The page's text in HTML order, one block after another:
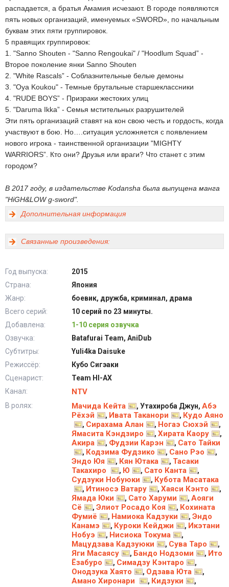
распадается, а братья Амамия исчезают. В городе появляются
пять новых организаций, именуемых «SWORD», по начальным
буквам этих пяти группировок.
5 правящих группировок:
1. "Sanno Shouten - "Sanno Rengoukai" / "Hoodlum Squad” -
Второе поколение янки Sanno Shouten
2. "White Rascals” - Соблазнительные белые демоны
3. "Oya Koukou" - Темные брутальные старшеклассники
4. "RUDE BOYS” - Призраки жестоких улиц
5. "Daruma Ikka” - Семья мстительных разрушителей
Эти пять организаций ставят на кон свою честь и гордость, когда
участвуют в бою. Но….ситуация усложняется с появлением
нового игрока - таинственной организации "MIGHTY
WARRIORS”. Кто они? Друзья или враги? Что станет с этим
городом?
В 2017 году, в издательстве Kodansha была выпущена манга
"HiGH&LOW g-sword".
Дополнительная информация
Связанные произведения:
Год выпуска:
2015
Страна:
Япония
Жанр:
боевик, дружба, криминал, драма
Всего серий:
10 серий по 23 минуты.
Добавлена:
1-10 серия озвучка
Озвучка:
Batafurai Team, AniDub
Субтитры:
Yuli4ka Daisuke
Режиссёр:
Кубо Сигэаки
Сценарист:
Team HI-AX
Канал:
NTV
В ролях: Мачида Кейта , Утахироба Джун, Абэ
Рёхэй
, Ивата Таканори , Кудо Аяно
, Сирахама Алан , Ногаэ Сюхэй ,
Ямаcита Кэндзиро , Хирата Каору ,
Акира , Фудзии Карэн , Сато Тайки
, Кодзима Фудзико , Сано Рэо ,
Эндо Юя , Кян Ютака , Тасаки
Такахиро
, Ю , Сато Канта ,
Судзуки Нобуюки , Кубота Масатака
, Итиносэ Ватару , Хаяси Кэнто ,
Ямада Юки , Сато Харуми , Аояги
Сё
, Элиот Росадо Коя , Кохината
Фумиё
, Намиока Кадзуки , Эндо
Канамэ
, Куроки Кейджи , Икэтани
Нобуэ
, Нисиока Токума ,
Мацудзава Кадзуюки , Сува Таро ,
Яги Масаясу , Бандо Нодзоми , Ито
Ёзабуро
, Симадзу Кэнтаро ,
Онодзука Хаято , Одзава Юта ,
Амано Хиронари , Кидзуки ,